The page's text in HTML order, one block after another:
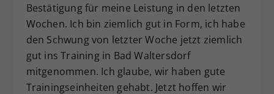
Bestätigung für meine Leistung in den letzten
Wochen. Ich bin ziemlich gut in Form, ich habe
den Schwung von letzter Woche jetzt ziemlich
gut ins Training in Bad Waltersdorf
mitgenommen. Ich glaube, wir haben gute
Trainingseinheiten gehabt. Jetzt hoffen wir